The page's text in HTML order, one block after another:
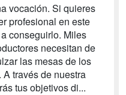
vocación. Si quieres
profesional en este
conseguirlo. Miles
necesitan de
las mesas de los
través de nuestra
tus objetivos di...